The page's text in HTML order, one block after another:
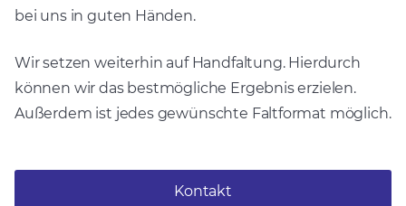
bei uns in guten Händen.
Wir setzen weiterhin auf Handfaltung. Hierdurch
können wir das bestmögliche Ergebnis erzielen.
Außerdem ist jedes gewünschte Faltformat möglich.
Kontakt